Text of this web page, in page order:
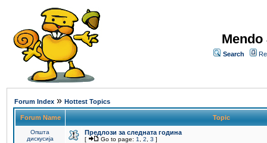
Search
Forum Index » Hottest Topics
Forum Name Topic
Општа
дискусија
Предлози за следната година
[ Go to page: 1 2 3 ]